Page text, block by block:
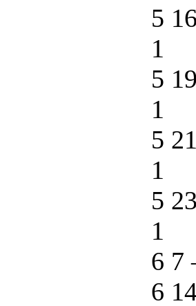
5
1
5
1
5
1
5
1
6 7
6